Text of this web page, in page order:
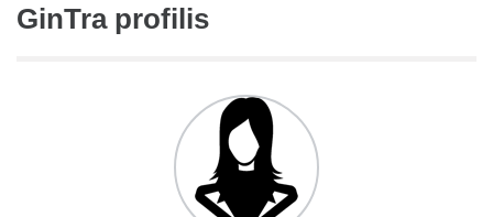
GinTra profilis